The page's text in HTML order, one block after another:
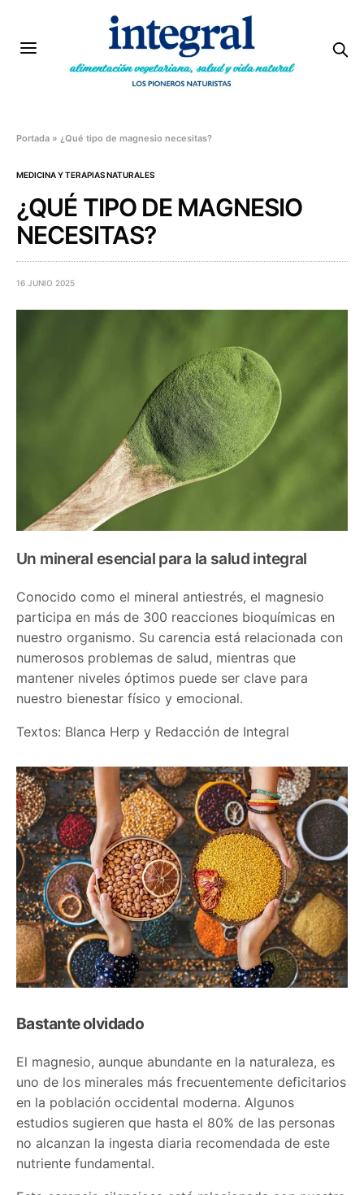
Portada »¿Qué tipo de magnesio necesitas?
MEDICINA Y TERAPIAS NATURALES
¿QUÉ TIPO DE MAGNESIO
NECESITAS?
16 JUNIO 2025
Un mineral esencial para la salud integral
Conocido como el mineral antiestrés, el magnesio
participa en más de 300 reacciones bioquímicas en
nuestro organismo. Su carencia está relacionada con
numerosos problemas de salud, mientras que
mantener niveles óptimos puede ser clave para
nuestro bienestar físico y emocional.
Textos: Blanca Herp y Redacción de Integral
Bastante olvidado
El magnesio, aunque abundante en la naturaleza, es
uno de los minerales más frecuentemente deficitarios
en la población occidental moderna. Algunos
estudios sugieren que hasta el 80% de las personas
no alcanzan la ingesta diaria recomendada de este
nutriente fundamental.